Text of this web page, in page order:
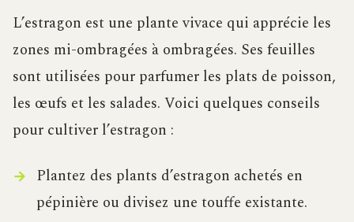
L’estragon est une plante vivace qui apprécie les
zones mi-ombragées à ombragées. Ses feuilles
sont utilisées pour parfumer les plats de poisson,
les œufs et les salades. Voici quelques conseils
pour cultiver l’estragon :
Plantez des plants d’estragon achetés en
pépinière ou divisez une touffe existante.